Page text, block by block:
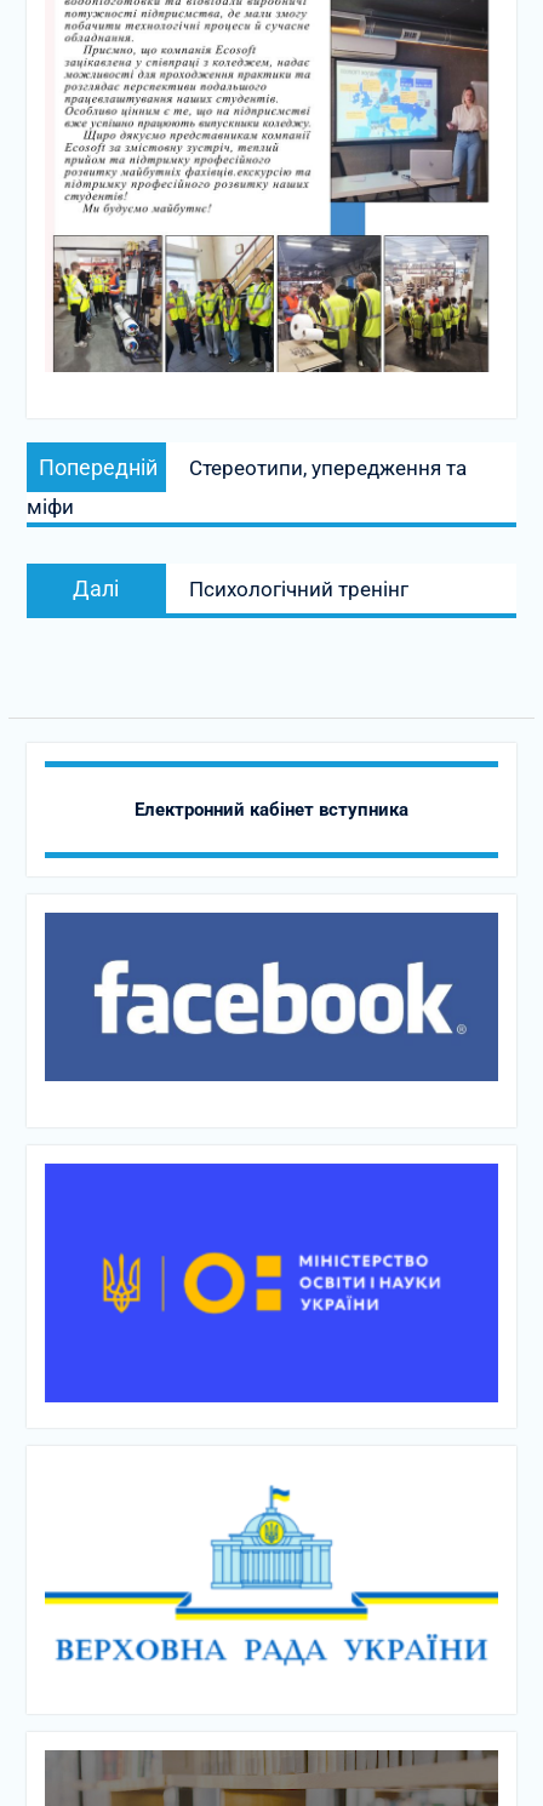
записів
Попередній
запис:
Стереотипи, упередження та
міфи
Далі
запис:
Психологічний тренінг
Електронний кабінет вступника